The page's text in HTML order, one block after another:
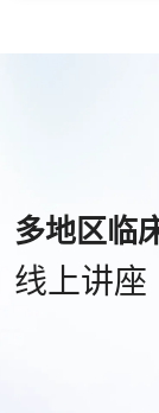
多地区临
线上讲座